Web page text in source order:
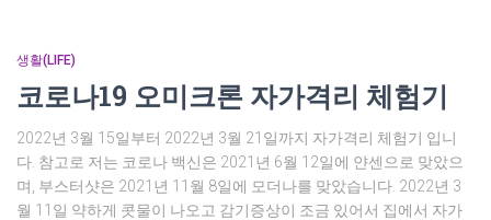
생활(LIFE)
코로나19 오미크론 자가격리 체험기
2022년 3월 15일부터 2022년 3월 21일까지 자가격리 체험기 입니
다. 참고로 저는 코로나 백신은 2021년 6월 12일에 얀센으로 맞았으
며, 부스터샷은 2021년 11월 8일에 모더나를 맞았습니다. 2022년 3
월 11일 약하게 콧물이 나오고 감기증상이 조금 있어서 집에서 자가